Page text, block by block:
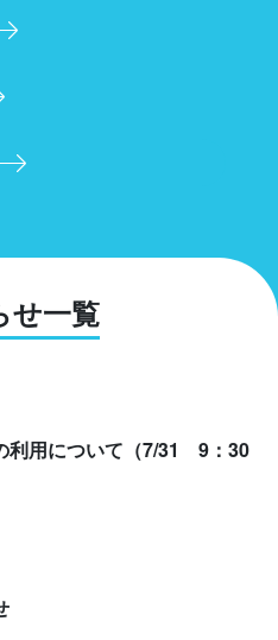
せ一覧
利用について（7/31 9：30